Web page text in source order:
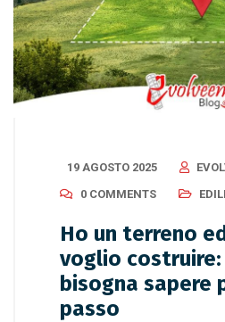
19 AGOSTO 2025
0 COMMENTS
Ho un terreno
voglio costruire:
bisogna sapere
passo